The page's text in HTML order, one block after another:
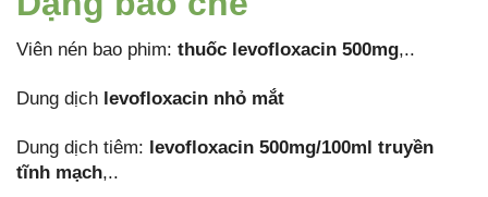
Viên nén bao phim: thuốc levofloxacin 500mg,..
Dung dịch levofloxacin nhỏ mắt
Dung dịch tiêm: levofloxacin 500mg/100ml truyền
tĩnh mạch,..